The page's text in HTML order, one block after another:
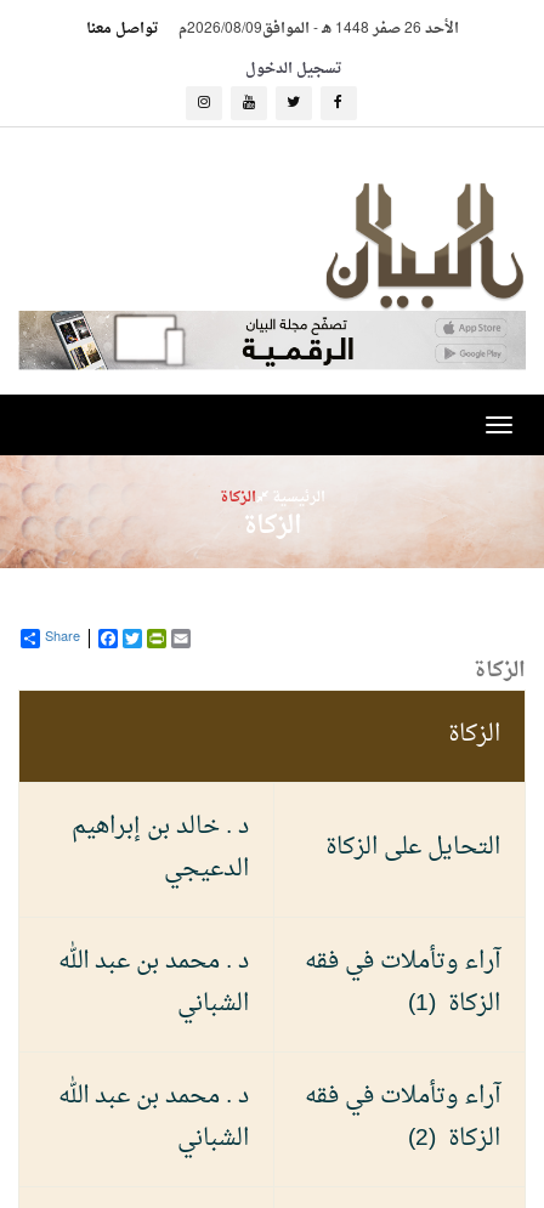
الأحد 26 صفر 1448 هـ -الموافق2026/08/09م
تواصل معنا
تسجيل الدخول
Toggle
navigation
الرئيسية الزكاة
الزكاة
Share
FacebookTwitter
PrintFriendlyEmail
الزكاة
الزكاة
التحايل على الزكاة
د . خالد بن إبراهيم
الدعيجي
آراء وتأملات في فقه
الزكاة (1)
د . محمد بن عبد الله
الشباني
آراء وتأملات في فقه
الزكاة (2)
د . محمد بن عبد الله
الشباني